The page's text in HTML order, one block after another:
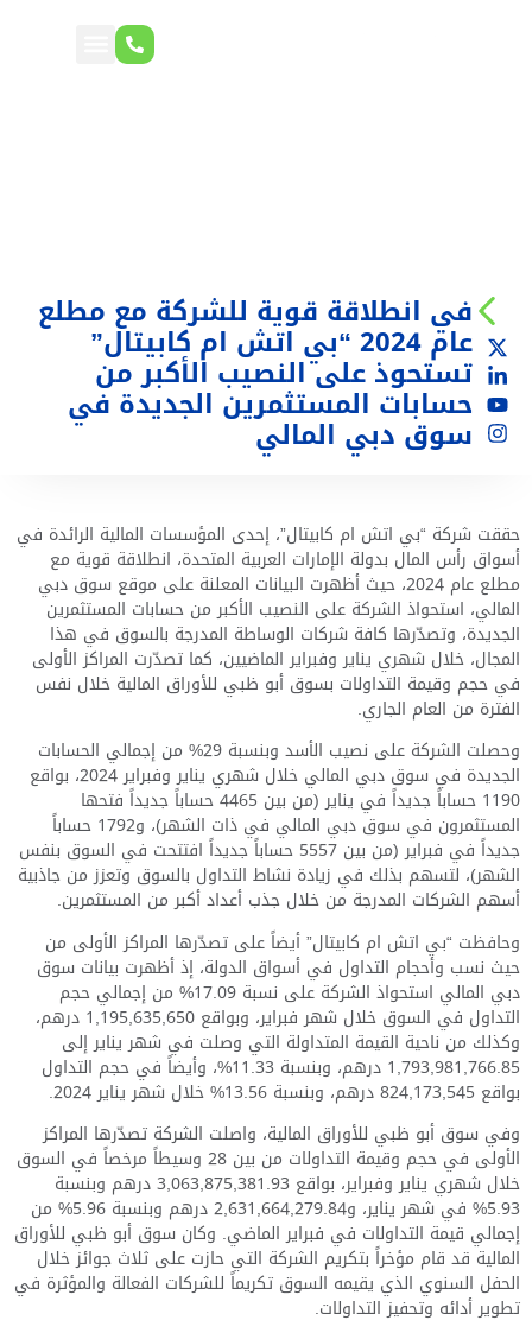
في انطلاقة قوية للشركة مع مطلع
عام 2024 “بي اتش ام كابيتال”
تستحوذ على النصيب الأكبر من
حسابات المستثمرين الجديدة في
سوق دبي المالي
حققت شركة “بي اتش ام كابيتال”، إحدى المؤسسات المالية الرائدة في
أسواق رأس المال بدولة الإمارات العربية المتحدة، انطلاقة قوية مع
مطلع عام 2024، حيث أظهرت البيانات المعلنة على موقع سوق دبي
المالي، استحواذ الشركة على النصيب الأكبر من حسابات المستثمرين
الجديدة، وتصدّرها كافة شركات الوساطة المدرجة بالسوق في هذا
المجال، خلال شهري يناير وفبراير الماضيين، كما تصدّرت المراكز الأولى
في حجم وقيمة التداولات بسوق أبو ظبي للأوراق المالية خلال نفس
الفترة من العام الجاري.
وحصلت الشركة على نصيب الأسد وبنسبة 29% من إجمالي الحسابات
الجديدة في سوق دبي المالي خلال شهري يناير وفبراير 2024، بواقع
1190 حساباً جديداً في يناير (من بين 4465 حساباً جديداً فتحها
المستثمرون في سوق دبي المالي في ذات الشهر)، و1792 حساباً
جديداً في فبراير (من بين 5557 حساباً جديداً افتتحت في السوق بنفس
الشهر)، لتسهم بذلك في زيادة نشاط التداول بالسوق وتعزز من جاذبية
أسهم الشركات المدرجة من خلال جذب أعداد أكبر من المستثمرين.
وحافظت “بي اتش ام كابيتال” أيضاً على تصدّرها المراكز الأولى من
حيث نسب وأحجام التداول في أسواق الدولة، إذ أظهرت بيانات سوق
دبي المالي استحواذ الشركة على نسبة 17.09% من إجمالي حجم
التداول في السوق خلال شهر فبراير، وبواقع 1,195,635,650 درهم،
وكذلك من ناحية القيمة المتداولة التي وصلت في شهر يناير إلى
1,793,981,766.85 درهم، وبنسبة 11.33%، وأيضاً في حجم التداول
بواقع 824,173,545 درهم، وبنسبة 13.56% خلال شهر يناير 2024.
وفي سوق أبو ظبي للأوراق المالية، واصلت الشركة تصدّرها المراكز
الأولى في حجم وقيمة التداولات من بين 28 وسيطاً مرخصاً في السوق
خلال شهري يناير وفبراير، بواقع 3,063,875,381.93 درهم وبنسبة
5.93% في شهر يناير، و2,631,664,279.84 درهم وبنسبة 5.96% من
إجمالي قيمة التداولات في فبراير الماضي. وكان سوق أبو ظبي للأوراق
المالية قد قام مؤخراً بتكريم الشركة التي حازت على ثلاث جوائز خلال
الحفل السنوي الذي يقيمه السوق تكريماً للشركات الفعالة والمؤثرة في
تطوير أدائه وتحفيز التداولات.